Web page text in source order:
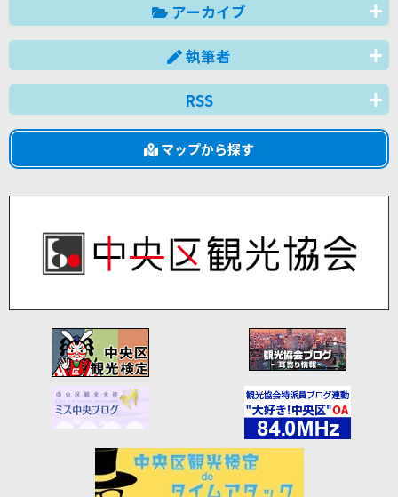
アーカイブ
執筆者
RSS
マップから探す